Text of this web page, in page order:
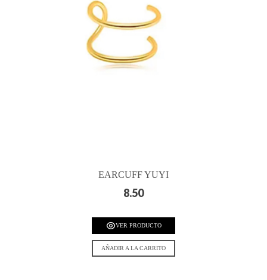
EARCUFF YUYI
8.50
VER PRODUCTO
AÑADIR A LA CARRITO